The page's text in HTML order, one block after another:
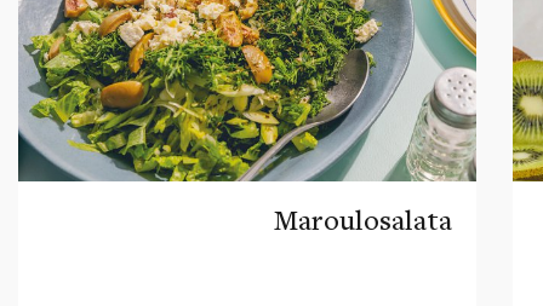
Maroulosalata